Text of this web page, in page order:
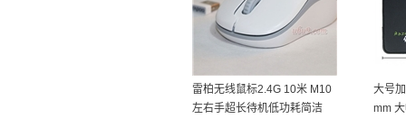
雷柏无线鼠标2.4G 10米 M10
左右手超长待机低功耗简洁
大号
mm